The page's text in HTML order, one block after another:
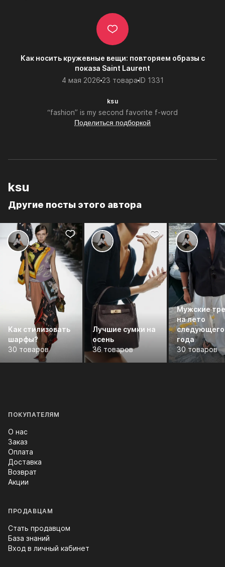
Как носить кружевные вещи: повторяем образы с
показа Saint Laurent
4 мая 2026 23 товара ID 1331
ksu
“fashion” is my second favorite f-word
Поделиться подборкой
ksu
Другие посты этого автора
Как стилизовать
шарфы?
30 товаров
Лучшие сумки на
осень
36 товаров
Мужские
на лето
следующего
года
30 товаров
ПОКУПАТЕЛЯМ
О нас
Заказ
Оплата
Доставка
Возврат
Акции
ПРОДАВЦАМ
Стать продавцом
База знаний
Вход в личный кабинет